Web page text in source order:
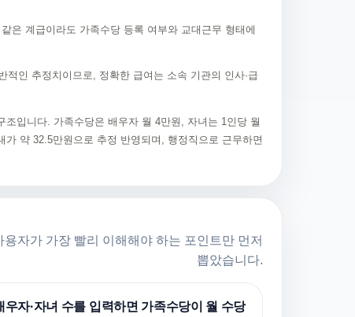
은 계급이라도 가족수당 등록 여부와 교대근무 형태에
인 추정치이므로, 정확한 급여는 소속 기관의 인사·급
입니다. 가족수당은 배우자 월 4만원, 자녀는 1인당 월
약 32.5만원으로 추정 반영되며, 행정직으로 근무하면
용자가 가장 빨리 이해해야 하는 포인트만 먼저
뽑았습니다.
우자·자녀 수를 입력하면 가족수당이 월 수당